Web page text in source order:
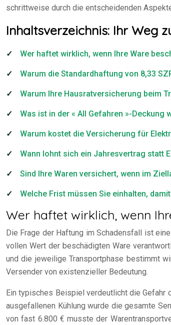
schrittweise durch die entscheidenden
Inhaltsverzeichnis: Ihr Weg
Wer haftet wirklich, wenn Ihre Ware
Warum die Standardhaftung von 8,33
Warum Ihre Hausratversicherung beim
Was ist in der « All Gefahren »-Deckung
Warum kostet die Versicherung für
Wann lohnt sich ein Jahresvertrag statt
Sind Ihre Waren versichert, wenn im
Welche Frist müssen Sie einhalten,
Wer haftet wirklich, wenn
Die Frage der Haftung im Schadensfall ist
vollen Wert der beschädigten Ware
und die jeweilige Transportphase bestimmt
Versender von existenzieller Bedeutung.
Ein typisches Beispiel verdeutlicht die Gefahr
ausgefallenen Kühlung wurde die gesamte
von fast 6.800 € musste der